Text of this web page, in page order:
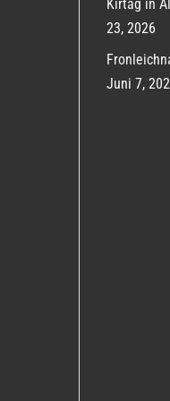
Kirtag in
23, 2026
Juni 7,